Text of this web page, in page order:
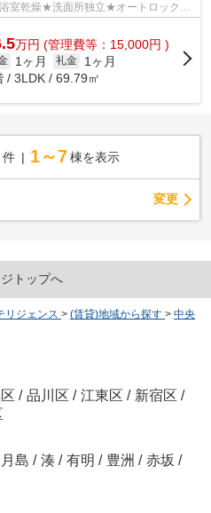
室乾燥★洗面所独立★オートロック★
万円 (管理費等：15,000円 )
1ヶ月 礼金
1ヶ月
/ 3LDK / 69.79㎡
件 1～7 棟を表示
変更
トップへ
リジェンス > (賃貸)地域から探す > 中央
/ 品川区 / 江東区 / 新宿区 /
月島 / 湊 / 有明 / 豊洲 / 赤坂 /